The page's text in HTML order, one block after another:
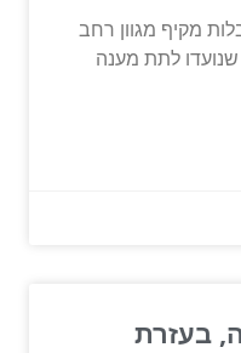
מקיף מגוון רחב
לתת מענה
בעזרת